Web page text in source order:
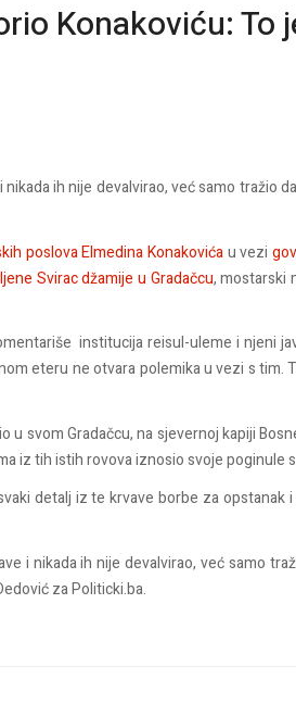
Konakoviću: To
ih nije devalvirao, već samo tražio
poslova Elmedina Konakovićau vezi
Svirac džamije u Gradačcu, mostarski
institucija reisul-uleme i njeni
eteru ne otvara polemika u vezi s tim.
svom Gradačcu, na sjevernoj kapiji
iz tih istih rovova iznosio svoje poginule
detalj iz te krvave borbe za opstanak
i nikada ih nije devalvirao, već samo
za Politicki.ba.